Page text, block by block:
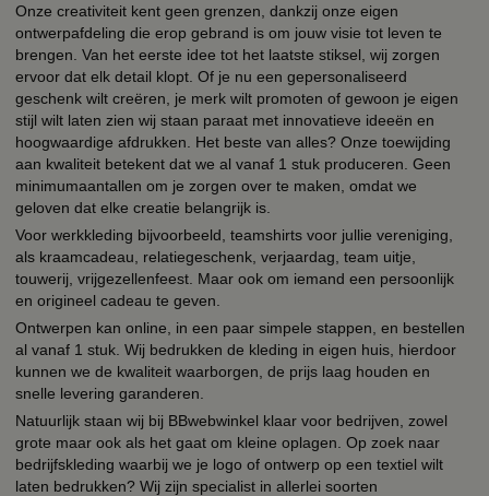
Onze creativiteit kent geen grenzen, dankzij onze eigen
ontwerpafdeling die erop gebrand is om jouw visie tot leven te
brengen. Van het eerste idee tot het laatste stiksel, wij zorgen
ervoor dat elk detail klopt. Of je nu een gepersonaliseerd
geschenk wilt creëren, je merk wilt promoten of gewoon je eigen
stijl wilt laten zien wij staan paraat met innovatieve ideeën en
hoogwaardige afdrukken. Het beste van alles? Onze toewijding
aan kwaliteit betekent dat we al vanaf 1 stuk produceren. Geen
minimumaantallen om je zorgen over te maken, omdat we
geloven dat elke creatie belangrijk is.
Voor werkkleding bijvoorbeeld, teamshirts voor jullie vereniging,
als kraamcadeau, relatiegeschenk, verjaardag, team uitje,
touwerij, vrijgezellenfeest. Maar ook om iemand een persoonlijk
en origineel cadeau te geven.
Ontwerpen kan online, in een paar simpele stappen, en bestellen
al vanaf 1 stuk. Wij bedrukken de kleding in eigen huis, hierdoor
kunnen we de kwaliteit waarborgen, de prijs laag houden en
snelle levering garanderen.
Natuurlijk staan wij bij BBwebwinkel klaar voor bedrijven, zowel
grote maar ook als het gaat om kleine oplagen. Op zoek naar
bedrijfskleding waarbij we je logo of ontwerp op een textiel wilt
laten bedrukken? Wij zijn specialist in allerlei soorten